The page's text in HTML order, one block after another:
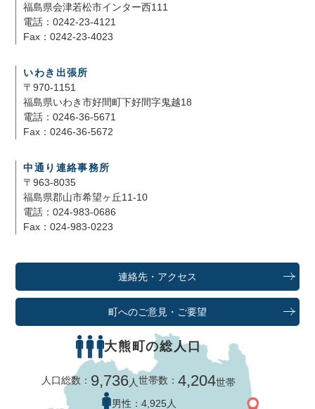
福島県会津若松市インター西111
電話：0242-23-4121
Fax：0242-23-4023
いわき出張所
〒970-1151
福島県いわき市好間町下好間字鬼越18
電話：0246-36-5671
Fax：0246-36-5672
中通り連絡事務所
〒963-8035
福島県郡山市希望ヶ丘11-10
電話：024-983-0686
Fax：024-983-0223
連絡先・アクセス
町へのご意見・ご要望
大熊町の総人口
人口総数： 9,736人世帯数：4,204世帯
男性： 4,925人